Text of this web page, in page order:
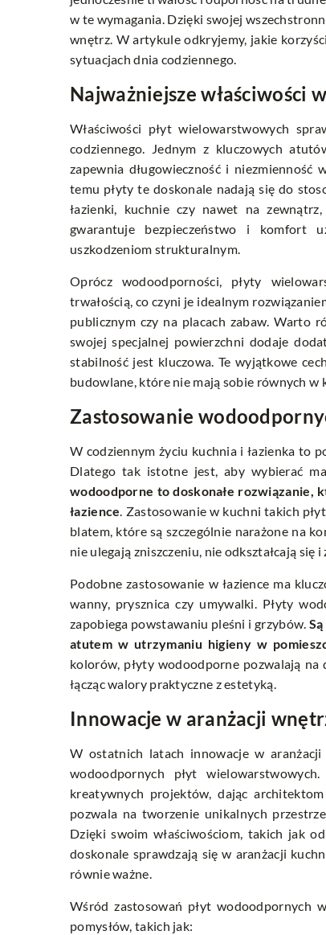
w te wymagania. Dzięki swojej
wnętrz. W artykule odkryjemy, jakie
sytuacjach dnia codziennego.
Najważniejsze właściwości
Właściwości płyt wielowarstwowych
codziennego. Jednym z kluczowych
zapewnia długowieczność i niezmienność
temu płyty te doskonale nadają się do
łazienki, kuchnie czy nawet na
gwarantuje bezpieczeństwo i komfort
uszkodzeniom strukturalnym.
Oprócz wodoodporności, płyty
trwałością, co czyni je idealnym
publicznym czy na placach zabaw. Warto
swojej specjalnej powierzchni dodaje
stabilność jest kluczowa. Te wyjątkowe
budowlane, które nie mają sobie równych
Zastosowanie
W codziennym życiu kuchnia i łazienka to
Dlatego tak istotne jest, aby wybierać
wodoodporne to doskonałe rozwiązanie,
łazience . Zastosowanie w kuchni takich
blatem, które są szczególnie narażone na
nie ulegają zniszczeniu, nie odkształcają się
Podobne zastosowanie w łazience ma
wanny, prysznica czy umywalki. Płyty
zapobiega powstawaniu pleśni i grzybów.
atutem w utrzymaniu higieny w
kolorów, płyty wodoodporne pozwalają na
łącząc walory praktyczne z estetyką.
Innowacje w aranżacji
W ostatnich latach innowacje w
wodoodpornych płyt
kreatywnych projektów, dając
pozwala na tworzenie unikalnych
Dzięki swoim właściwościom, takich jak
doskonale sprawdzają się w aranżacji
równie ważne.
Wśród zastosowań płyt wodoodpornych
pomysłów, takich jak: